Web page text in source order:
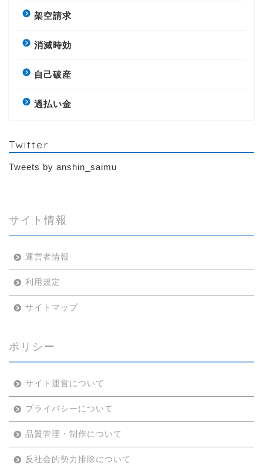
架空請求
消滅時効
自己破産
過払い金
Twitter
Tweets by anshin_saimu
サイト情報
運営者情報
利用規定
サイトマップ
ポリシー
サイト運営について
プライバシーについて
品質管理・制作について
反社会的勢力排除について